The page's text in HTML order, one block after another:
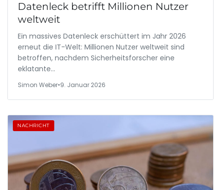
Datenleck betrifft Millionen Nutzer
weltweit
Ein massives Datenleck erschüttert im Jahr 2026
erneut die IT-Welt: Millionen Nutzer weltweit sind
betroffen, nachdem Sicherheitsforscher eine
eklatante…
Simon Weber•9. Januar 2026
NACHRICHT